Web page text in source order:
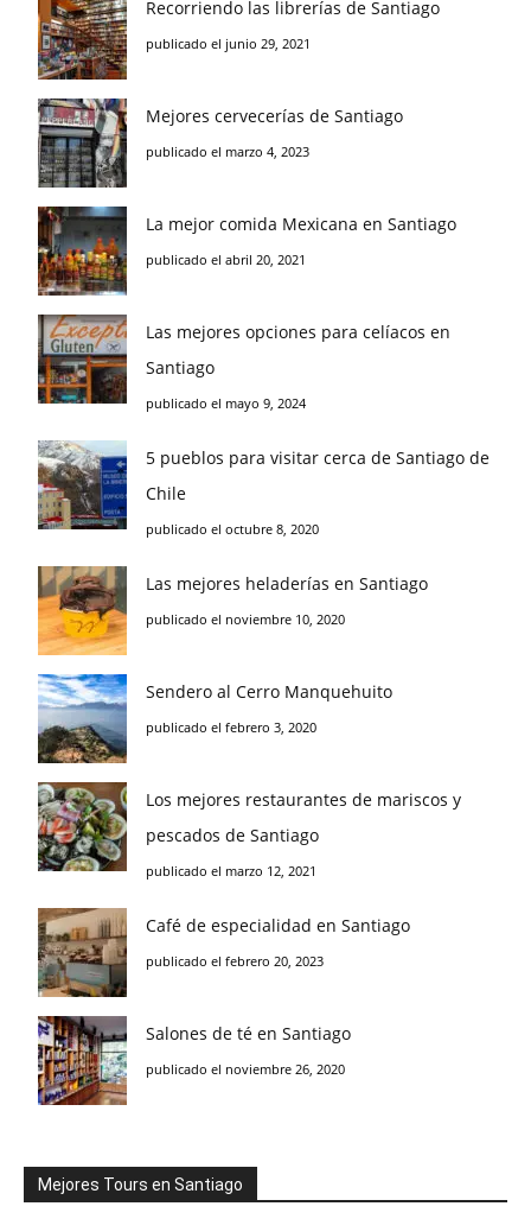
Recorriendo las librerías de Santiago
publicado el junio 29, 2021
Mejores cervecerías de Santiago
publicado el marzo 4, 2023
La mejor comida Mexicana en Santiago
publicado el abril 20, 2021
Las mejores opciones para celíacos en
Santiago
publicado el mayo 9, 2024
5 pueblos para visitar cerca de Santiago de
Chile
publicado el octubre 8, 2020
Las mejores heladerías en Santiago
publicado el noviembre 10, 2020
Sendero al Cerro Manquehuito
publicado el febrero 3, 2020
Los mejores restaurantes de mariscos y
pescados de Santiago
publicado el marzo 12, 2021
Café de especialidad en Santiago
publicado el febrero 20, 2023
Salones de té en Santiago
publicado el noviembre 26, 2020
Mejores Tours en Santiago